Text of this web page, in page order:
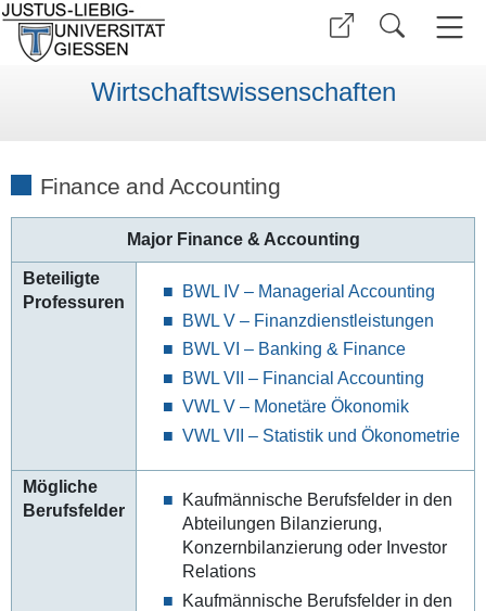
Wirtschaftswissenschaften
Finance and Accounting
Major Finance & Accounting
Beteiligte
Professuren
BWL IV – Managerial Accounting
BWL V – Finanzdienstleistungen
BWL VI – Banking & Finance
BWL VII – Financial Accounting
VWL V – Monetäre Ökonomik
VWL VII – Statistik und Ökonometrie
Mögliche
Berufsfelder
Kaufmännische Berufsfelder in den
Abteilungen Bilanzierung,
Konzernbilanzierung oder Investor
Relations
Kaufmännische Berufsfelder in den